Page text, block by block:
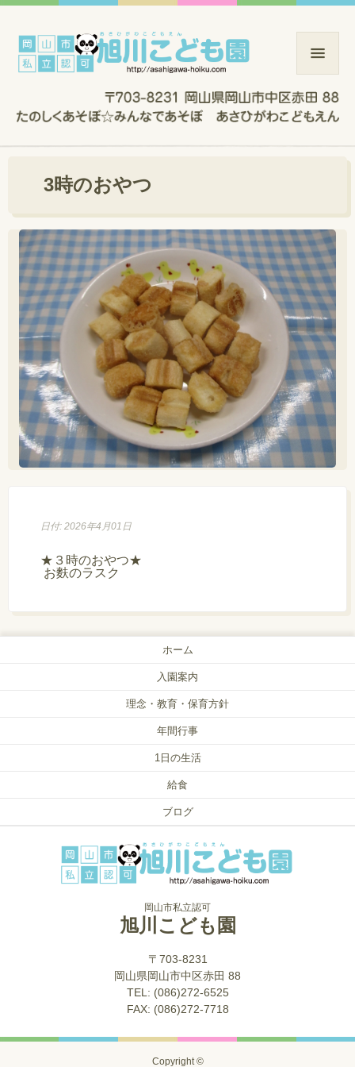
3時のおやつ
日付: 2026年4月01日
★３時のおやつ★
お麩のラスク
ホーム
入園案内
理念・教育・保育方針
年間行事
1日の生活
給食
ブログ
岡山市私立認可
旭川こども園
〒703-8231
岡山県岡山市中区赤田 88
TEL: (086)272-6525
FAX: (086)272-7718
Copyright ©